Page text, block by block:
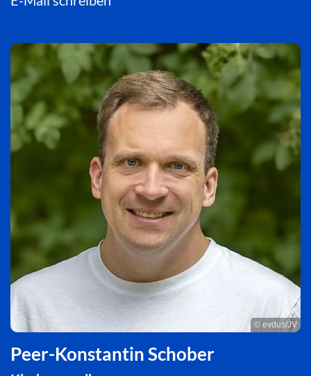
© evdus/JV
Peer-Konstantin Schober